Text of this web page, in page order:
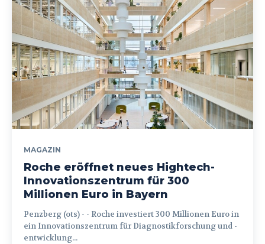
MAGAZIN
Roche eröffnet neues Hightech-
Innovationszentrum für 300
Millionen Euro in Bayern
Penzberg (ots) - - Roche investiert 300 Millionen Euro in
ein Innovationszentrum für Diagnostikforschung und -
entwicklung...